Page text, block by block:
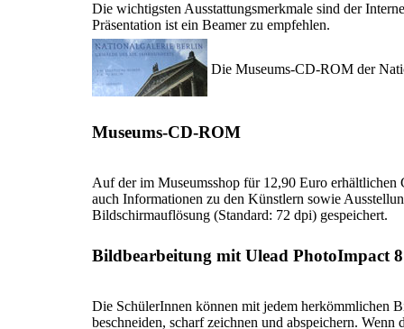
Die wichtigsten Ausstattungsmerkmale sind der
Präsentation ist ein Beamer zu empfehlen.
Die Museums-CD-ROM der
Museums-CD-ROM
Auf der im Museumsshop für 12,90 Euro
auch Informationen zu den Künstlern sowie
Bildschirmauflösung (Standard: 72 dpi) gespeichert.
Bildbearbeitung mit Ulead PhotoImpact 8
Die SchülerInnen können mit jedem herkömmlichen
beschneiden, scharf zeichnen und abspeichern.